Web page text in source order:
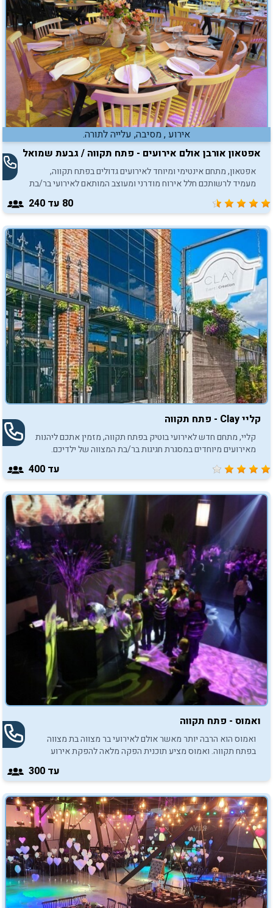
הנחוצים לכם.
אירוע , מסיבה, עלייה לתורה.
אפטאון אורבן אולם אירועים - פתח תקווה / גבעת שמואל
אפטאון, מתחם אינטימי ומיוחד לאירועים גדולים בפתח תקווה,
מעמיד לרשותכם חלל אירוח מודרני ומעוצב המותאם לאירועי בר/בת
מצווה עד 200 חוגגים.
80 עד 240
קליי Clay - פתח תקווה
קליי, מתחם חדש לאירועי בוטיק בפתח תקווה, מזמין אתכם ליהנות
מאירועים מיוחדים במסגרת חגיגות בר/בת המצווה של ילדיכם.
עד 400
ואמוס - פתח תקווה
ואמוס הוא הרבה יותר מאשר אולם לאירועי בר מצווה בת מצווה
בפתח תקווה. ואמוס מציע תוכנית הפקה מלאה להפקת אירוע
עד 300